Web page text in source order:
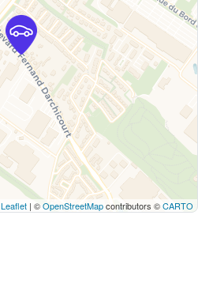
Leaflet | ©OpenStreetMapcontributors ©CARTO